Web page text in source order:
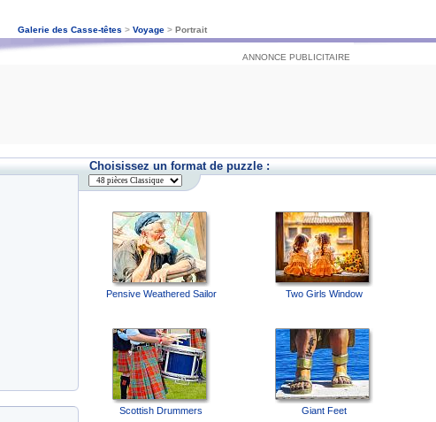
Galerie des Casse-têtes >Voyage >Portrait
ANNONCE PUBLICITAIRE
Choisissez un format de puzzle :
Pensive Weathered Sailor Two Girls Window
Scottish Drummers Giant Feet